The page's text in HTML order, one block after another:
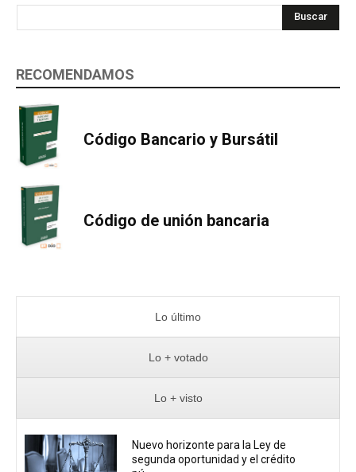
Buscar
RECOMENDAMOS
Código Bancario y Bursátil
Código de unión bancaria
Lo último
Lo + votado
Lo + visto
Nuevo horizonte para la Ley de
segunda oportunidad y el crédito